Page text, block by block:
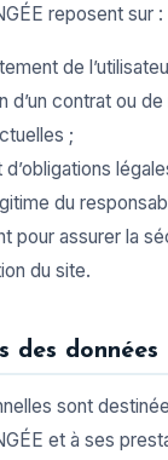
reposent sur :
de
d’un contrat ou
;
du
pour assurer la
du site.
des données
sont
et à ses